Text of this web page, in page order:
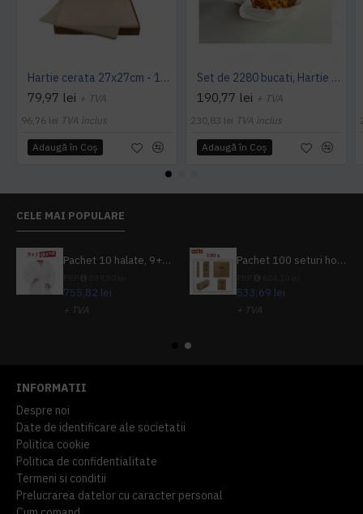
Hartie cerata 27x27cm - 1000 buc.
79,97 lei + TVA
96,76 lei TVA inclus
Adaugă în Coş
Set de 2280 bucati, Hartie cerata 25x35cm, 10kg
190,77 lei + TVA
230,83 lei TVA inclus
Adaugă în Coş
CELE MAI POPULARE
Pachet 10 halate, 9+1 gratuit
755,82 lei
+ TVA
Pachet 100 seturi hoteliere, set dentar, set barbierit, casca de dus, pila unghii, set cusut
533,69 lei
+ TVA
INFORMATII
Despre noi
Date de identificare ale societatii
Politica cookie
Politica de confidentialitate
Termeni si conditii
Prelucrarea datelor cu caracter personal